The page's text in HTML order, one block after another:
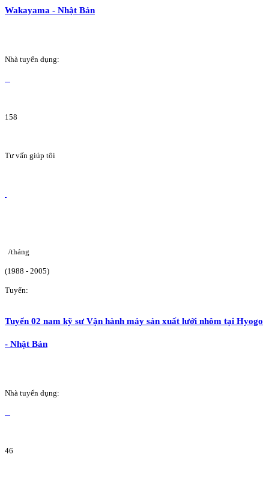
Wakayama - Nhật Bản
Nhà tuyển dụng:
158
Tư vấn giúp tôi
/tháng
(1988 - 2005)
Tuyển:
Tuyển 02 nam kỹ sư Vận hành máy sản xuất lưới nhôm tại Hyogo
- Nhật Bản
Nhà tuyển dụng:
46